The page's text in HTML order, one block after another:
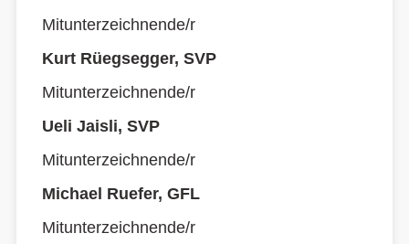
Mitunterzeichnende/r
Kurt Rüegsegger, SVP
Mitunterzeichnende/r
Ueli Jaisli, SVP
Mitunterzeichnende/r
Michael Ruefer, GFL
Mitunterzeichnende/r